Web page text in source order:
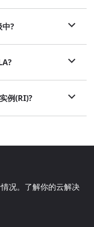
中?
例(RI)?
况。了解你的云解决